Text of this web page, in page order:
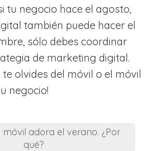
tu negocio hace el agosto,
también puede hacer el
sólo debes coordinar
de marketing digital.
te olvides del móvil o el móvil
negocio!
móvil adora el verano. ¿Por
qué?